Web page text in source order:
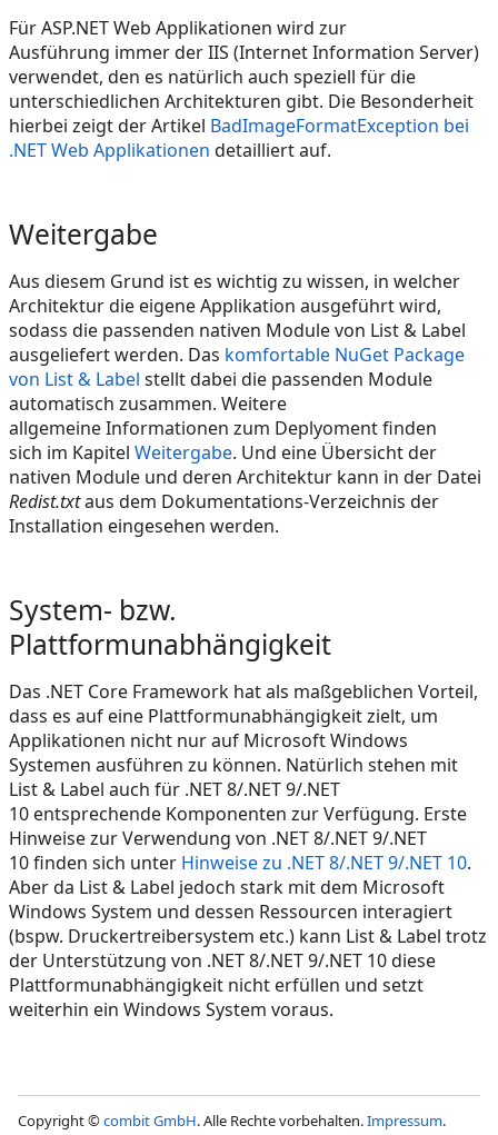
Für ASP.NET Web Applikationen wird zur
Ausführung immer der IIS (Internet Information Server)
verwendet, den es natürlich auch speziell für die
unterschiedlichen Architekturen gibt. Die Besonderheit
hierbei zeigt der Artikel BadImageFormatException bei
.NET Web Applikationen detailliert auf.
Weitergabe
Aus diesem Grund ist es wichtig zu wissen, in welcher
Architektur die eigene Applikation ausgeführt wird,
sodass die passenden nativen Module von List & Label
ausgeliefert werden. Das komfortable NuGet Package
von List & Label stellt dabei die passenden Module
automatisch zusammen. Weitere
allgemeine Informationen zum Deplyoment finden
sich im Kapitel Weitergabe. Und eine Übersicht der
nativen Module und deren Architektur kann in der Datei
Redist.txtaus dem Dokumentations-Verzeichnis der
Installation eingesehen werden.
System- bzw.
Plattformunabhängigkeit
Das .NET Core Framework hat als maßgeblichen Vorteil,
dass es auf eine Plattformunabhängigkeit zielt, um
Applikationen nicht nur auf Microsoft Windows
Systemen ausführen zu können. Natürlich stehen mit
List & Label auch für .NET 8/.NET 9/.NET
10 entsprechende Komponenten zur Verfügung. Erste
Hinweise zur Verwendung von .NET 8/.NET 9/.NET
10 finden sich unter Hinweise zu .NET 8/.NET 9/.NET 10.
Aber da List & Label jedoch stark mit dem Microsoft
Windows System und dessen Ressourcen interagiert
(bspw. Druckertreibersystem etc.) kann List & Label trotz
der Unterstützung von .NET 8/.NET 9/.NET 10 diese
Plattformunabhängigkeit nicht erfüllen und setzt
weiterhin ein Windows System voraus.
Copyright ©combit GmbH. Alle Rechte vorbehalten.Impressum.